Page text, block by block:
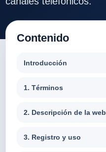
Contenido
Introducción
1. Términos
2. Descripción de la web
3. Registro y uso